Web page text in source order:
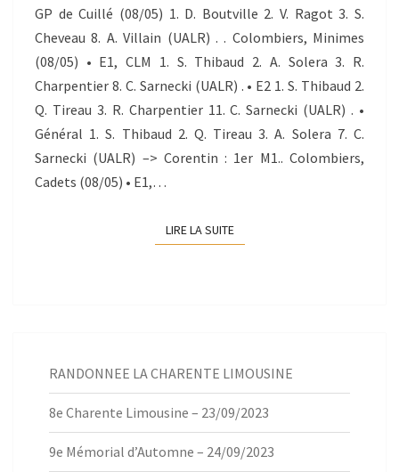
GP de Cuillé (08/05) 1. D. Boutville 2. V. Ragot 3. S.
Cheveau 8. A. Villain (UALR) . . Colombiers, Minimes
(08/05) • E1, CLM 1. S. Thibaud 2. A. Solera 3. R.
Charpentier 8. C. Sarnecki (UALR) . • E2 1. S. Thibaud 2.
Q. Tireau 3. R. Charpentier 11. C. Sarnecki (UALR) . •
Général 1. S. Thibaud 2. Q. Tireau 3. A. Solera 7. C.
Sarnecki (UALR) –> Corentin : 1er M1.. Colombiers,
Cadets (08/05) • E1,…
LIRE LA SUITELIRE LA SUITE
RANDONNEE LA CHARENTE LIMOUSINE
8e Charente Limousine – 23/09/2023
9e Mémorial d’Automne – 24/09/2023